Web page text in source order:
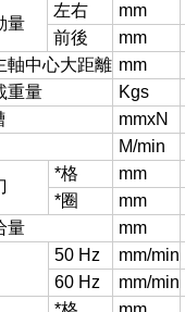
量
左右 mm
前後
mm
軸中心大距離 mm
重量 Kgs
mmxN
M/min
*格 mm
*圈
mm
量
mm
50 Hz mm/min
60 Hz
mm/min